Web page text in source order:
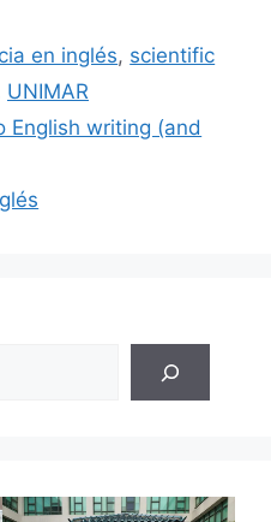
en inglés, scientific
UNIMAR
English writing (and